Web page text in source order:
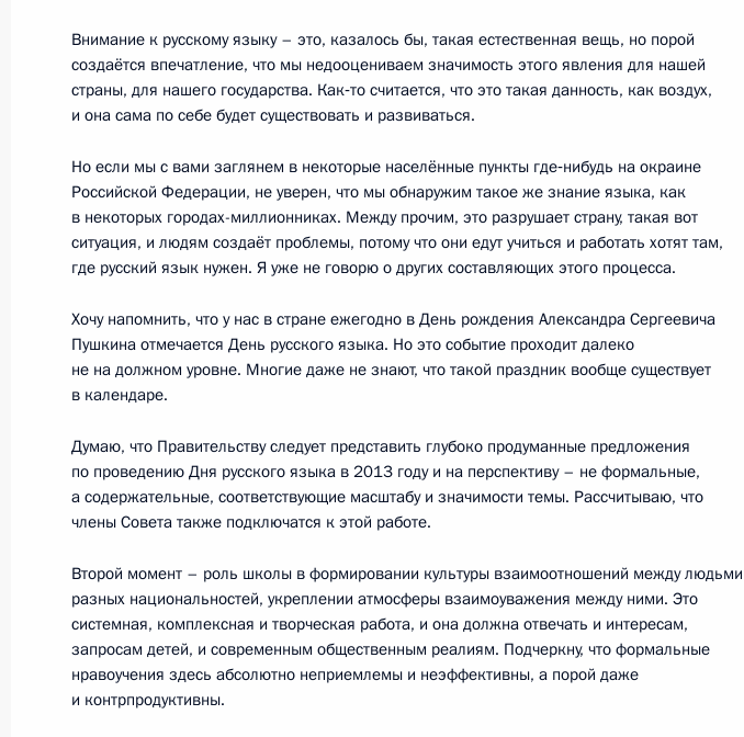
Встреча с членом совета директоров ТНК – Би-Пи, председателем
наблюдательного комитета группы компаний «Ренова» Виктором
3 октября 2008 года, 15:50
Встреча с военнослужащими Военно-Морского Флота
Разделы сайта
России
События
Структура
Видео и фото
Информационные
Президента России
Президент России
Текущий ресурс
Конституция России
Президента России
MAX
ВКонтакте
Rutube
Внимание к русскому языку – это, казалось бы, такая естественная вещь, но порой
создаётся впечатление, что мы недооцениваем значимость этого явления для нашей
страны, для нашего государства. Как‑то считается, что это такая данность, как воздух,
и она сама по себе будет существовать и развиваться.
Но если мы с вами заглянем в некоторые населённые пункты где‑нибудь на окраине
Российской Федерации, не уверен, что мы обнаружим такое же знание языка, как
в некоторых городах-миллионниках. Между прочим, это разрушает страну, такая вот
ситуация, и людям создаёт проблемы, потому что они едут учиться и работать хотят там,
где русский язык нужен. Я уже не говорю о других составляющих этого процесса.
Хочу напомнить, что у нас в стране ежегодно в День рождения Александра Сергеевича
Пушкина отмечается День русского языка. Но это событие проходит далеко
не на должном уровне. Многие даже не знают, что такой праздник вообще существует
в календаре.
Думаю, что Правительству следует представить глубоко продуманные предложения
по проведению Дня русского языка в 2013 году и на перспективу – не формальные,
а содержательные, соответствующие масштабу и значимости темы. Рассчитываю, что
члены Совета также подключатся к этой работе.
Второй момент – роль школы в формировании культуры взаимоотношений между людьми
разных национальностей, укреплении атмосферы взаимоуважения между ними. Это
системная, комплексная и творческая работа, и она должна отвечать и интересам,
запросам детей, и современным общественным реалиям. Подчеркну, что формальные
нравоучения здесь абсолютно неприемлемы и неэффективны, а порой даже
и контрпродуктивны.